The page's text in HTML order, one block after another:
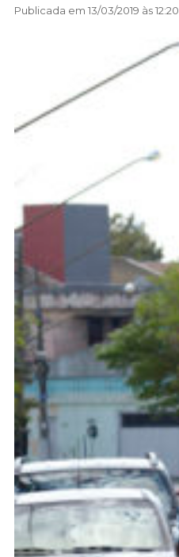
Publicada em 13/03/2019 às 12:20